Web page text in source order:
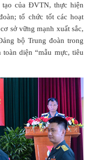
của ĐVTN, thực hiện
tổ chức tốt các hoạt
sở vững mạnh xuất sắc,
bộ Trung đoàn trong
diện “mẫu mực, tiêu